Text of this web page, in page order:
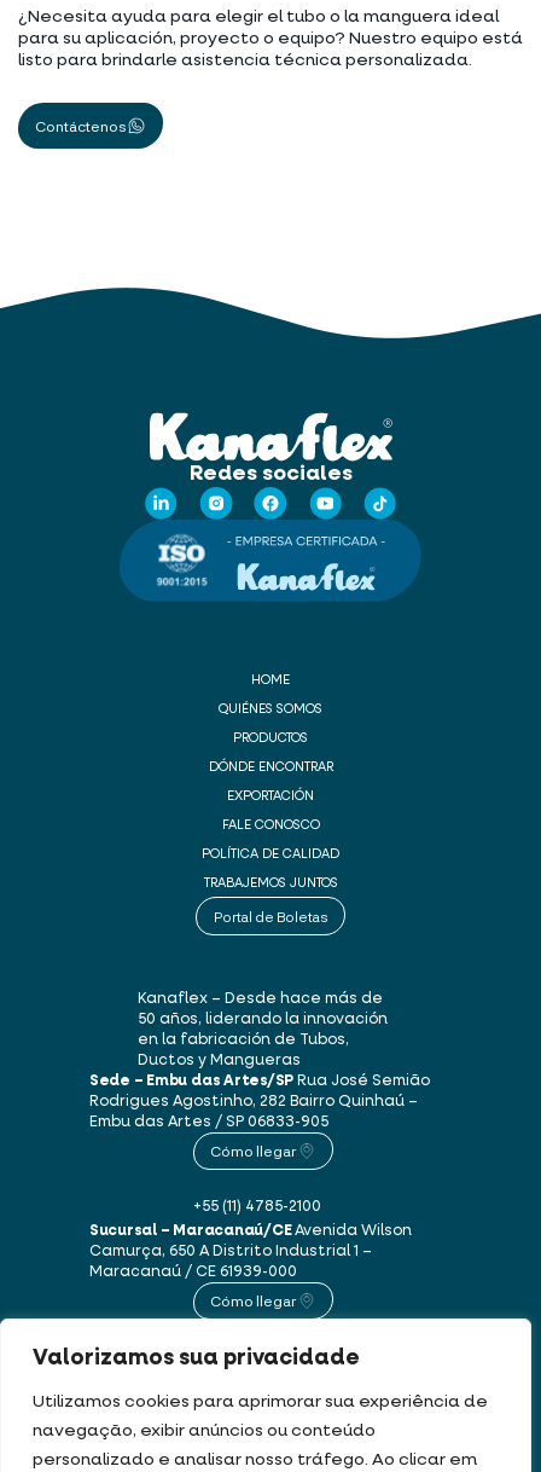
Valorizamos sua privacidade
Utilizamos cookies para aprimorar sua experiência de
navegação, exibir anúncios ou conteúdo
personalizado e analisar nosso tráfego. Ao clicar em
¿Necesita ayuda para elegir el tubo o la manguera ideal
para su aplicación, proyecto o equipo? Nuestro equipo está
listo para brindarle asistencia técnica personalizada.
Contáctenos
Redes sociales
HOME
QUIÉNES SOMOS
PRODUCTOS
DÓNDE ENCONTRAR
EXPORTACIÓN
FALE CONOSCO
POLÍTICA DE CALIDAD
TRABAJEMOS JUNTOS
Portal de Boletas
Kanaflex – Desde hace más de
50 años, liderando la innovación
en la fabricación de Tubos,
Ductos y Mangueras
Sede – Embu das Artes/SP Rua José Semião
Rodrigues Agostinho, 282 Bairro Quinhaú –
Embu das Artes / SP06833-905
Cómo llegar
+55 (11) 4785-2100
Sucursal – Maracanaú/CEAvenida Wilson
Camurça, 650 ADistrito Industrial 1 –
Maracanaú / CE61939-000
Cómo llegar
+55 (85) 3250-1235
Este sitio web utiliza cookies y datos personales de acuerdo con nuestros